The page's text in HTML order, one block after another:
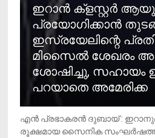
ഇറാന്‍ ക്‌ളസ്റ്റര്‍
പ്രയോഗിക്കാന്‍
ഇസ്രയേലിന്റെ
മിസൈല്‍ ശേഖരം
ശോഷിച്ചു, സഹായം
പറയാതെ അമേരിക്ക
എന്‍ പ്രഭാകരന്‍ ദുബായ് :
രൂക്ഷമായ സൈനിക